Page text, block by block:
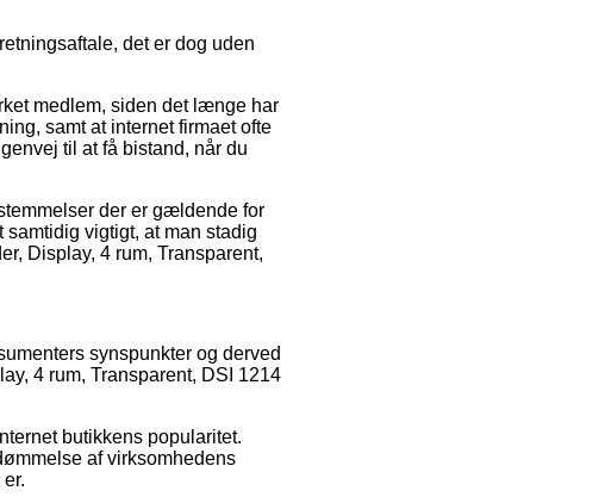
det er dog uden
medlem, siden det længe har
samt at internet firmaet ofte
til at få bistand, når du
der er gældende for
vigtigt, at man stadig
Display, 4 rum, Transparent,
synspunkter og derved
4 rum, Transparent, DSI 1214
butikkens popularitet.
af virksomhedens